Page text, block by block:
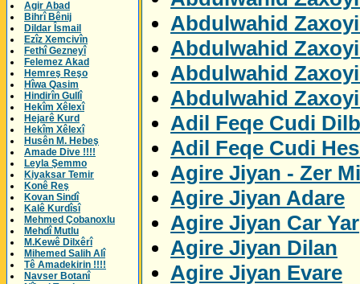
Agir Abad
Bihrî Bênij
Dildar Îsmail
Ezîz Xemcivîn
Fethî Gezneyî
Felemez Akad
Hemreş Reşo
Hîwa Qasim
Hindirîn Gullî
Hekîm Xêlexî
Hejarê Kurd
Hekîm Xêlexî
Husên M. Hebeş
Amade Dive !!!!
Leyla Şemmo
Kiyaksar Temir
Konê Reş
Kovan Sindî
Kalê Kurdîsî
Mehmed Çobanoxlu
Mehdî Mutlu
M.Kewê Dilxêrî
Mihemed Salih Alî
Tê Amadekirin !!!!
Navser Botanî
Abdulwahid
Abdulwahid
Abdulwahid
Abdulwahid
Adil Feqe Cudi
Adil Feqe Cudi
Agire Jiyan - Zer
Agire Jiyan Adare
Agire Jiyan Car Yar
Agire Jiyan Dilan
Agire Jiyan Evare